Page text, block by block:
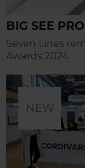
BIG SEE
Seven Lines
Awards 2024.
NEW